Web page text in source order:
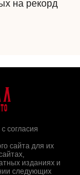
на рекорд
согласия
сайта для их
изданиях и
следующих